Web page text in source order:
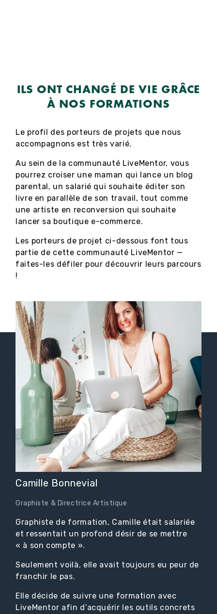
ILS ONT CHANGÉ DE VIE GRÂCE
À NOS FORMATIONS
Le profil des porteurs de projets que nous
accompagnons est très varié.
Au sein de la communauté LiveMentor, vous
pourrez croiser une maman qui lance un blog
parental, un salarié qui souhaite éditer son
livre en parallèle de son travail, tout comme
une artiste en reconversion qui souhaite
lancer sa boutique e-commerce.
Les porteurs de projet ci-dessous font tous
partie de cette communauté LiveMentor —
faites-les défiler pour découvrir leurs parcours
!
Camille Bonnevial
Graphiste & Directrice Artistique
Graphiste de formation, Camille était salariée
et ressentait un profond désir de se mettre
« à son compte ».
Seulement voilà, elle avait toujours eu peur de
franchir le pas.
Elle décide de suivre une formation avec
LiveMentor afin d’acquérir les outils concrets